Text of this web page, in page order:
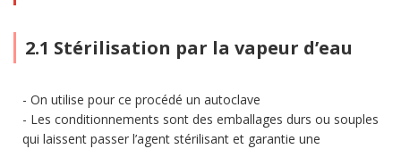
2.1 Stérilisation par la vapeur d’eau
On utilise pour ce procédé un autoclave
Les conditionnements sont des emballages durs ou souples
qui laissent passer l’agent stérilisant et garantie une